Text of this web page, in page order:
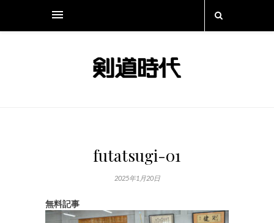
futatsugi-01
2025年1月20日
無料記事